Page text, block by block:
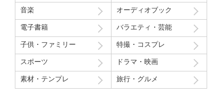
Route207さんいつも良い作品をありがとうございます！
初レビューですが、よく購入させて貰ってます！
音楽 オーディオブック
電子書籍 バラエティ・芸能
子供・ファミリー 特撮・コスプレ
スポーツ ドラマ・映画
素材・テンプレ 旅行・グルメ